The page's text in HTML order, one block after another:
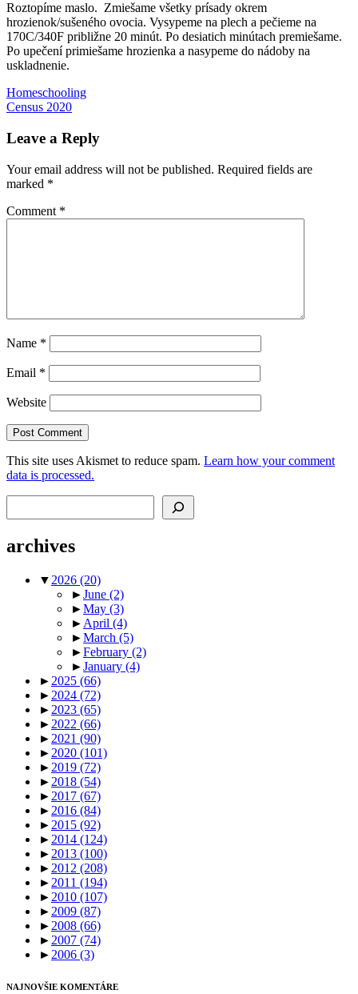
Roztopíme maslo. Zmiešame všetky prísady okrem
hrozienok/sušeného ovocia. Vysypeme na plech a pečieme na
170C/340F približne 20 minút. Po desiatich minútach premiešame.
Po upečení primiešame hrozienka a nasypeme do nádoby na
uskladnenie.
cereálieovsené
vločkyrecepty
Post
navigation
Previous
Post:
Homeschooling
Next
Census 2020
Leave a Reply
Your email address will not be published. Required fields are
marked *
Comment *
Name *
Email *
Website
This site uses Akismet to reduce spam. Learn how your comment
data is processed.
archives
▼ 2026 (20)
►June (2)
►May (3)
► April (4)
►March (5)
►February (2)
►January (4)
► 2025 (66)
► 2024 (72)
► 2023 (65)
► 2022 (66)
► 2021 (90)
► 2020 (101)
► 2019 (72)
► 2018 (54)
► 2017 (67)
► 2016 (84)
► 2015 (92)
► 2014 (124)
► 2013 (100)
► 2012 (208)
► 2011 (194)
► 2010 (107)
► 2009 (87)
► 2008 (66)
► 2007 (74)
► 2006 (3)
NAJNOVŠIE KOMENTÁRE